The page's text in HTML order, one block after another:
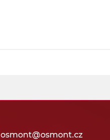
osmont@osmont.cz